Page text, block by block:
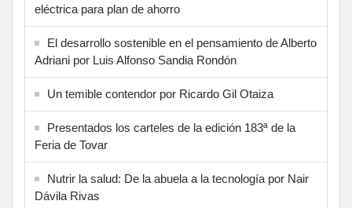
eléctrica para plan de ahorro
El desarrollo sostenible en el pensamiento de Alberto
Adriani por Luis Alfonso Sandia Rondón
Un temible contendor por Ricardo Gil Otaiza
Presentados los carteles de la edición 183ª de la
Feria de Tovar
Nutrir la salud: De la abuela a la tecnología por Nair
Dávila Rivas